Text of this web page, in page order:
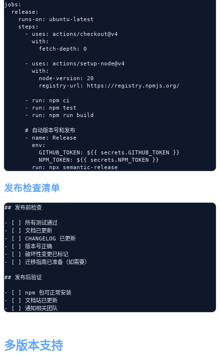
jobs:
  release:
    runs-on: ubuntu-latest
    steps:
      - uses: actions/checkout@v4
        with:
          fetch-depth: 0
      - uses: actions/setup-node@v4
        with:
          node-version: 20
          registry-url: https://registry.npmjs.org/
      - run: npm ci
      - run: npm test
      - run: npm run build
      # 自动版本号和发布
      - name: Release
        env:
          GITHUB_TOKEN: ${{ secrets.GITHUB_TOKEN }}
          NPM_TOKEN: ${{ secrets.NPM_TOKEN }}
发布检查清单
## 发布前检查
- [ ] 所有测试通过
- [ ] 文档已更新
- [ ] CHANGELOG 已更新
- [ ] 版本号正确
- [ ] 破坏性变更已标记
- [ ] 迁移指南已准备（如需要）
## 发布后验证
- [ ] npm 包可正常安装
- [ ] 文档站已更新
多版本支持